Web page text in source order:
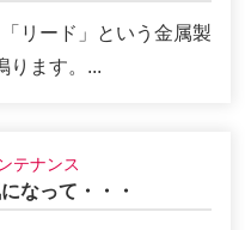
リード」という金属製
ります。...
テナンス
なって・・・